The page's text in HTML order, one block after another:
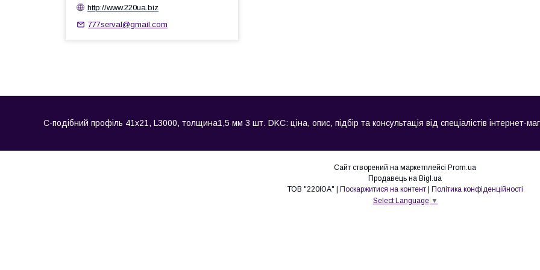
http://www.220ua.biz
777serval@gmail.com
С-подібний профіль 41х21, L3000, толщина1,5 мм 3 шт. DKC: ціна, опис, підбір та консультація від спеціалістів інтернет-
Сайт створений на маркетплейсі Prom.ua
Продавець на Bigl.ua
ТОВ "220ЮА" | Поскаржитися на контент | Політика конфіденційності
Select Language ▼